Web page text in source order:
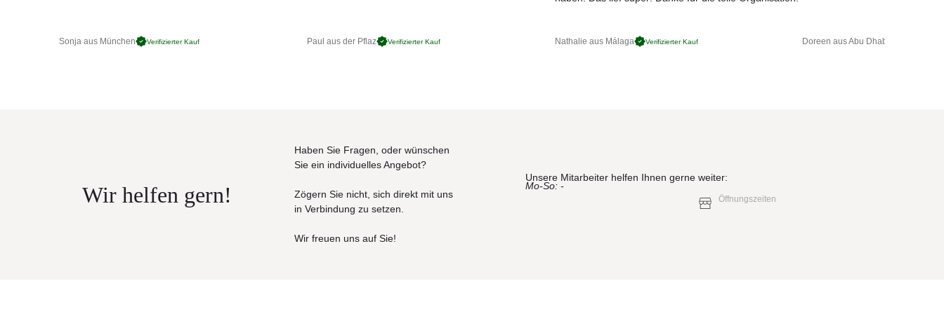
Sonja aus München Verifizierter Kauf Paul aus der Pflaz Verifizierter Kauf Nathalie aus Málaga Verifizierter Kauf Doreen aus Abu Dhabi
Wir helfen gern!
Haben Sie Fragen, oder wünschen
Sie ein individuelles Angebot?
Zögern Sie nicht, sich direkt mit uns
in Verbindung zu setzen.
Wir freuen uns auf Sie!
Unsere Mitarbeiter helfen Ihnen gerne weiter:
Mo-So: -
Öffnungszeiten